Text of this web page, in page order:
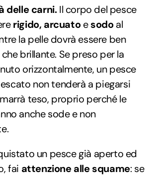
delle carni.Il corpo del pesce
rigido, arcuatoesodoal
la pelle dovrà essere ben
brillante. Se preso per la
orizzontalmente, un pesce
non tenderà a piegarsi
teso, proprio perché le
anche sode e non
un pesce già aperto ed
fai attenzione alle squame: se